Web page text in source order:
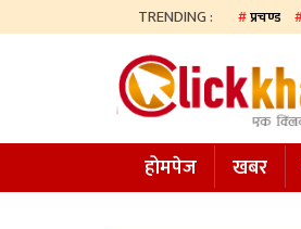
TRENDING : प्रचण्ड
खबर
समाज
होमपेज खबर